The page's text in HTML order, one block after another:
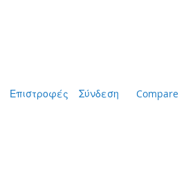
Επιστροφές Σύνδεση Compare